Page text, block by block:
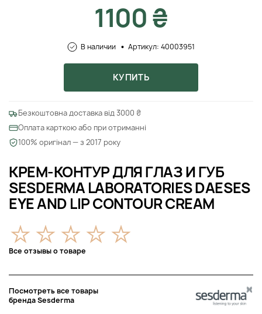
КРЕМ-КОНТУР ДЛЯ ГЛАЗ И ГУБ
SESDERMA LABORATORIES DAESES
EYE AND LIP CONTOUR CREAM
Все отзывы о товаре
Посмотреть все товары
бренда Sesderma
1100 ₴
В наличии Артикул: 40003951
КУПИТЬ
Безкоштовна доставка від 3000 ₴
Оплата карткою або при отриманні
100% оригінал — з 2017 року